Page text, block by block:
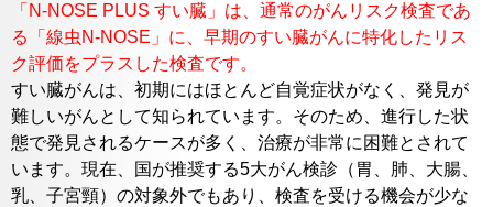
「N-NOSE PLUS すい臓」は、通常のがんリスク検査であ
る「線虫N-NOSE」に、早期のすい臓がんに特化したリス
ク評価をプラスした検査です。
すい臓がんは、初期にはほとんど自覚症状がなく、発見が
難しいがんとして知られています。そのため、進行した状
態で発見されるケースが多く、治療が非常に困難とされて
います。現在、国が推奨する5大がん検診（胃、肺、大腸、
乳、子宮頸）の対象外でもあり、検査を受ける機会が少な